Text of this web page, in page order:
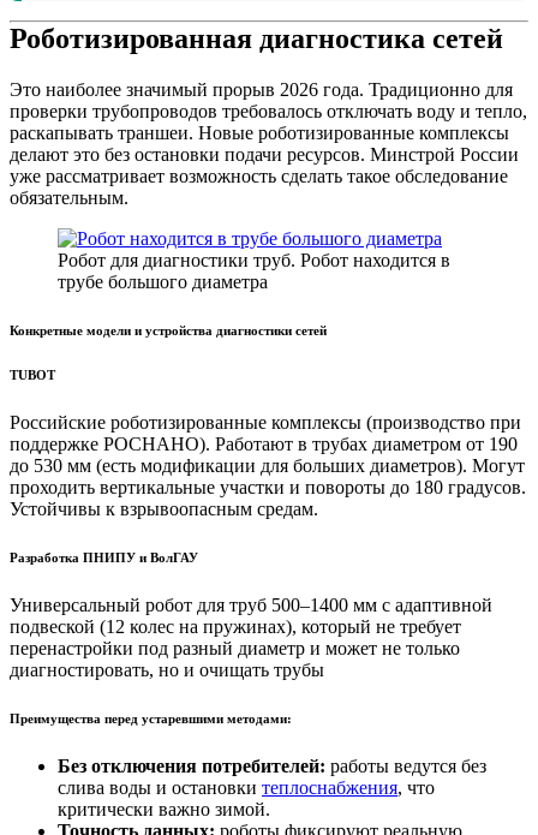
Роботизированная диагностика сетей
Это наиболее значимый прорыв 2026 года. Традиционно для
проверки трубопроводов требовалось отключать воду и тепло,
раскапывать траншеи. Новые роботизированные комплексы
делают это без остановки подачи ресурсов. Минстрой России
уже рассматривает возможность сделать такое обследование
обязательным.
Робот для диагностики труб. Робот находится в
трубе большого диаметра
Конкретные модели и устройства диагностики сетей
TUBOT
Российские роботизированные комплексы (производство при
поддержке РОСНАНО). Работают в трубах диаметром от 190
до 530 мм (есть модификации для больших диаметров). Могут
проходить вертикальные участки и повороты до 180 градусов.
Устойчивы к взрывоопасным средам.
Разработка ПНИПУ и ВолГАУ
Универсальный робот для труб 500–1400 мм с адаптивной
подвеской (12 колес на пружинах), который не требует
перенастройки под разный диаметр и может не только
диагностировать, но и очищать трубы
Преимущества перед устаревшими методами:
Без отключения потребителей: работы ведутся без
слива воды и остановки теплоснабжения, что
критически важно зимой.
Точность данных: роботы фиксируют реальную